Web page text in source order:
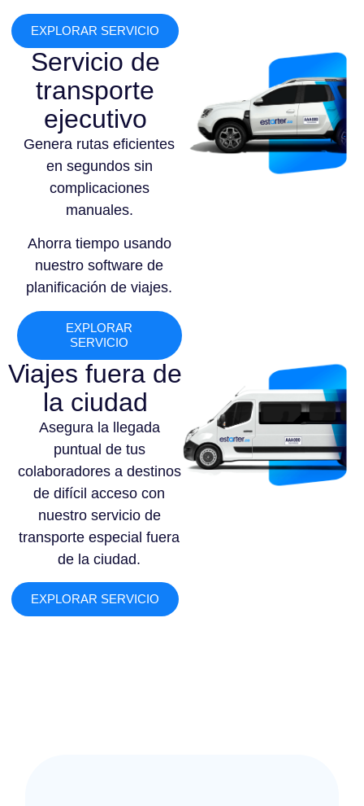
EXPLORAR SERVICIO
Servicio de
transporte
ejecutivo
Genera rutas eficientes
en segundos sin
complicaciones
manuales.
Ahorra tiempo usando
nuestro software de
planificación de viajes.
EXPLORAR
SERVICIO
Viajes fuera de
la ciudad
Asegura la llegada
puntual de tus
colaboradores a destinos
de difícil acceso con
nuestro servicio de
transporte especial fuera
de la ciudad.
EXPLORAR SERVICIO